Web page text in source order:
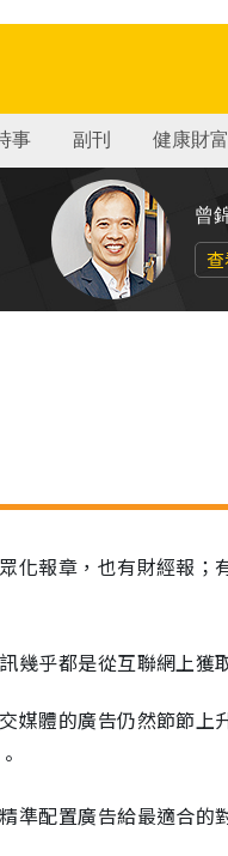
事 副刊 健康財富
曾
化報章，也有財經報
幾乎都是從互聯網上獲
媒體的廣告仍然節節
準配置廣告給最適合